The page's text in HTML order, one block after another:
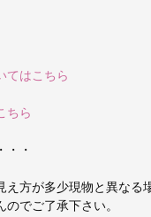
てはこちら
ちら
・・
方が多少現物と異なる
でご了承下さい。